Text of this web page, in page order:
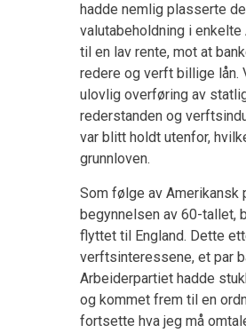
hadde nemlig plasserte
valutabeholdning i enkelte
til en lav rente, mot at
redere og verft billige lån.
ulovlig overføring av
rederstanden og
var blitt holdt utenfor,
grunnloven.
Som følge av Amerikansk
begynnelsen av 60-tallet,
flyttet til England. Dette
verftsinteressene, et par
Arbeiderpartiet hadde
og kommet frem til en
fortsette hva jeg må